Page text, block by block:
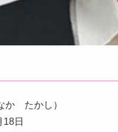
か たかし）
日